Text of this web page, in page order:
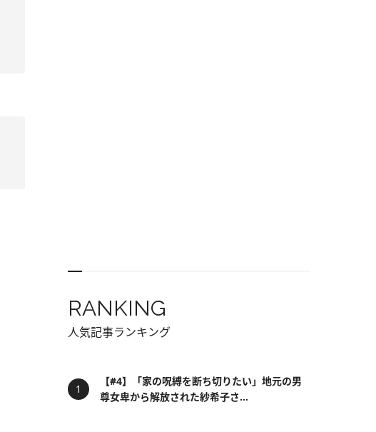
RANKING
人気記事ランキング
【#4】「家の呪縛を断ち切りたい」地元の男
尊女卑から解放された紗希子さ...